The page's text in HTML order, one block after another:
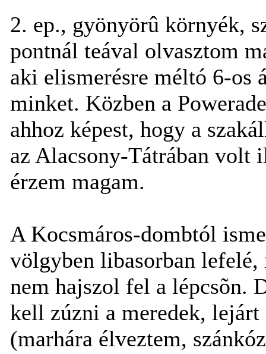
2. ep., gyönyörû környék,
pontnál teával olvasztom
aki elismerésre méltó 6-os
minket. Közben a
ahhoz képest, hogy a
az Alacsony-Tátrában volt
érzem magam.
A Kocsmáros-dombtól
völgyben libasorban
nem hajszol fel a lépcsõn.
kell zúzni a meredek, lejárt
(marhára élveztem,